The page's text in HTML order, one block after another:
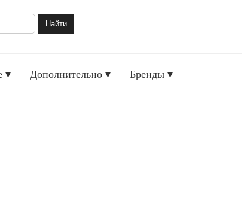
Найти
▾ Дополнительно ▾ Бренды ▾